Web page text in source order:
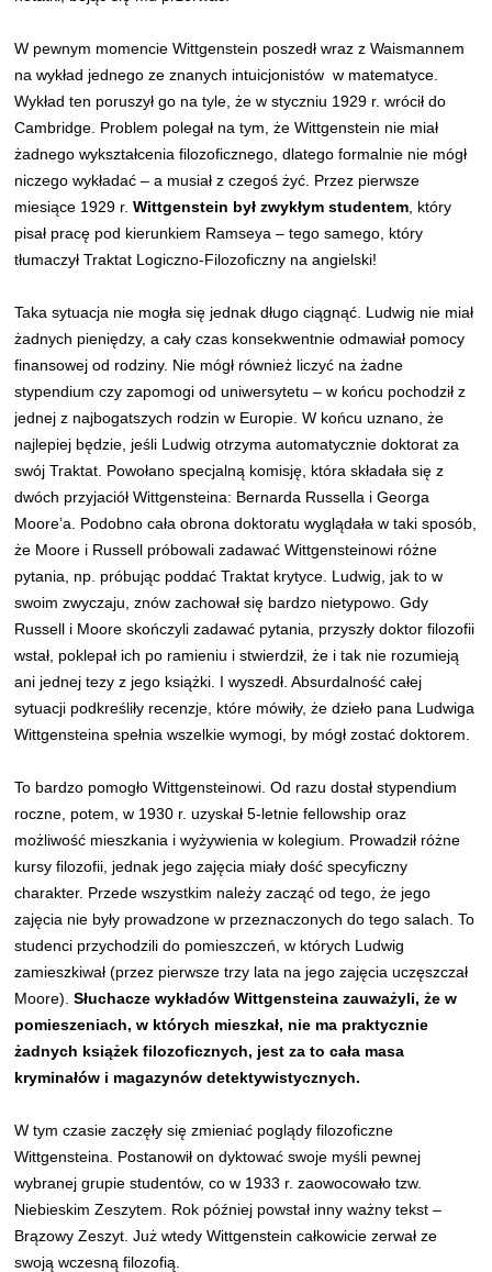
W pewnym momencie Wittgenstein poszedł wraz z Waismannem
na wykład jednego ze znanych intuicjonistów w matematyce.
Wykład ten poruszył go na tyle, że w styczniu 1929 r. wrócił do
Cambridge. Problem polegał na tym, że Wittgenstein nie miał
żadnego wykształcenia filozoficznego, dlatego formalnie nie mógł
niczego wykładać – a musiał z czegoś żyć. Przez pierwsze
miesiące 1929 r.Wittgenstein był zwykłym studentem , który
pisał pracę pod kierunkiem Ramseya – tego samego, który
tłumaczył Traktat Logiczno-Filozoficzny na angielski!
Taka sytuacja nie mogła się jednak długo ciągnąć. Ludwig nie miał
żadnych pieniędzy, a cały czas konsekwentnie odmawiał pomocy
finansowej od rodziny. Nie mógł również liczyć na żadne
stypendium czy zapomogi od uniwersytetu – w końcu pochodził z
jednej z najbogatszych rodzin w Europie. W końcu uznano, że
najlepiej będzie, jeśli Ludwig otrzyma automatycznie doktorat za
swój Traktat. Powołano specjalną komisję, która składała się z
dwóch przyjaciół Wittgensteina: Bernarda Russella i Georga
Moore’a. Podobno cała obrona doktoratu wyglądała w taki sposób,
że Moore i Russell próbowali zadawać Wittgensteinowi różne
pytania, np. próbując poddać Traktat krytyce. Ludwig, jak to w
swoim zwyczaju, znów zachował się bardzo nietypowo. Gdy
Russell i Moore skończyli zadawać pytania, przyszły doktor filozofii
wstał, poklepał ich po ramieniu i stwierdził, że i tak nie rozumieją
ani jednej tezy z jego książki. I wyszedł. Absurdalność całej
sytuacji podkreśliły recenzje, które mówiły, że dzieło pana Ludwiga
Wittgensteina spełnia wszelkie wymogi, by mógł zostać doktorem.
To bardzo pomogło Wittgensteinowi. Od razu dostał stypendium
roczne, potem, w 1930 r. uzyskał 5-letnie fellowship oraz
możliwość mieszkania i wyżywienia w kolegium. Prowadził różne
kursy filozofii, jednak jego zajęcia miały dość specyficzny
charakter. Przede wszystkim należy zacząć od tego, że jego
zajęcia nie były prowadzone w przeznaczonych do tego salach. To
studenci przychodzili do pomieszczeń, w których Ludwig
zamieszkiwał (przez pierwsze trzy lata na jego zajęcia uczęszczał
Moore).Słuchacze wykładów Wittgensteina zauważyli, że w
pomieszeniach, w których mieszkał, nie ma praktycznie
żadnych książek filozoficznych, jest za to cała masa
kryminałów i magazynów detektywistycznych.
W tym czasie zaczęły się zmieniać poglądy filozoficzne
Wittgensteina. Postanowił on dyktować swoje myśli pewnej
wybranej grupie studentów, co w 1933 r. zaowocowało tzw.
Niebieskim Zeszytem. Rok później powstał inny ważny tekst –
Brązowy Zeszyt. Już wtedy Wittgenstein całkowicie zerwał ze
swoją wczesną filozofią.